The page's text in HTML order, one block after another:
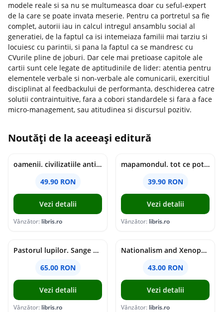
modele reale si sa nu se multumeasca doar cu seful-expert
de la care se poate invata meserie. Pentru ca portretul sa fie
complet, autorii iau in calcul intregul ansamblu social al
generatiei, de la faptul ca isi intemeiaza familii mai tarziu si
locuiesc cu parintii, si pana la faptul ca se mandresc cu
CVurile pline de joburi. Dar cele mai pretioase capitole ale
cartii sunt cele legate de aptitudinile de lider: atentia pentru
elementele verbale si non-verbale ale comunicarii, exercitiul
disciplinat al feedbackului de performanta, deschiderea catre
solutii contraintuitive, fara a cobori standardele si fara a face
micro-management, sau atitudinea si discursul pozitiv.
Noutăți de la aceeași editură
oamenii. civilizatiile antice si lucrurile uluitoare pe care le-au creat - jonny marx, charlie davis
49.90 RON
Vezi detalii
Vânzător: libris.ro
mapamondul. tot ce poti invata dintr-o harta - raquel martin
39.90 RON
Vezi detalii
Vânzător: libris.ro
Pastorul lupilor. Sange de varcolac - Larisa Toader
65.00 RON
Vezi detalii
Vânzător: libris.ro
Nationalism and Xenophobia in Post-Soviet Russia - Ioana Madalina Miron
43.00 RON
Vezi detalii
Vânzător: libris.ro